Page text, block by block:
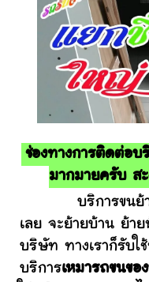
ช่องทางการติดต่อบ
มากมายครับ ส
บริการขนย้ายข
เลย จะย้ายบ้าน ย้า
บริษัท ทางเราก็รับใ
บริการเหมารถขนขอ